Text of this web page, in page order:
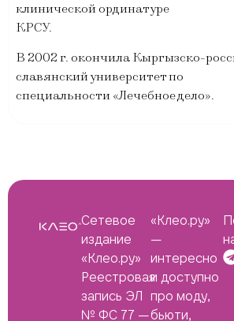
клинической ординатуре
КРСУ.
В 2002 г. окончила Кыргызско-
славянский университет по
специальности «Лечебное дело».
Сетевое
издание
«Клео.ру»
Реестровая
запись ЭЛ
№ ФС 77 —
«Клео.ру»
—
интересно
и доступно
про моду,
бьюти,